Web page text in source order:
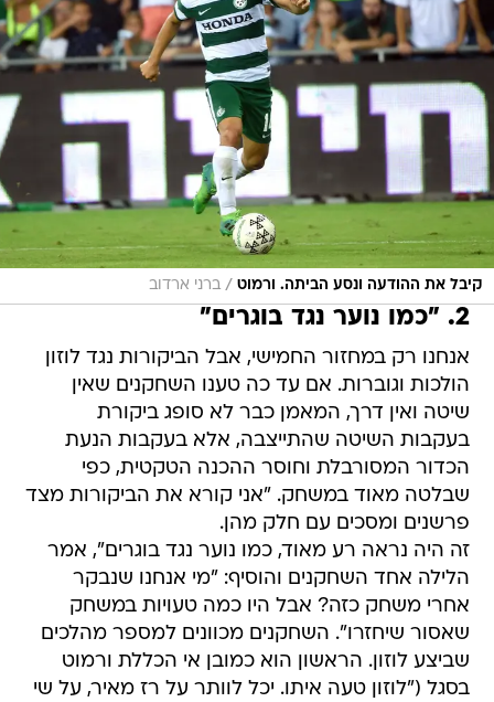
קיבל את ההודעה ונסע הביתה. ורמוט / ברני ארדוב
2. "כמו נוער נגד בוגרים"
אנחנו רק במחזור החמישי, אבל הביקורות נגד לוזון
הולכות וגוברות. אם עד כה טענו השחקנים שאין
שיטה ואין דרך, המאמן כבר לא סופג ביקורת
בעקבות השיטה שהתייצבה, אלא בעקבות הנעת
הכדור המסורבלת וחוסר ההכנה הטקטית, כפי
שבלטה מאוד במשחק. "אני קורא את הביקורות מצד
פרשנים ומסכים עם חלק מהן.
זה היה נראה רע מאוד, כמו נוער נגד בוגרים", אמר
הלילה אחד השחקנים והוסיף: "מי אנחנו שנבקר
אחרי משחק כזה? אבל היו כמה טעויות במשחק
שאסור שיחזרו". השחקנים מכוונים למספר מהלכים
שביצע לוזון. הראשון הוא כמובן אי הכללת ורמוט
בסגל ("לוזון טעה איתו. יכל לוותר על רז מאיר, על שי